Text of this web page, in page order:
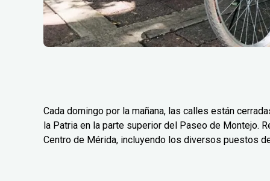
Cada domingo por la mañana, las calles están
la Patria en la parte superior del Paseo de Montejo.
Centro de Mérida, incluyendo los diversos puestos